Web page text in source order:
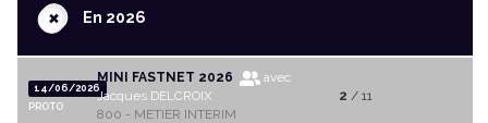
+En 2026
14/06/2026
PROTO
MINI FASTNET 2026
avec
Jacques DELCROIX
800 - METIER INTERIM
2 / 11